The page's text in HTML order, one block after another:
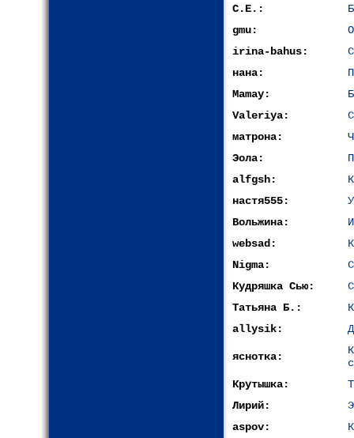
С.Е.:
gmu:
irina-bahus:
нана:
Mamay:
Valeriya:
матрона:
Эола:
alfgsh:
настя555:
Вольжина:
websad:
Nigma:
Кудряшка Сью:
Татьяна Б.:
allysik:
яснотка:
Крутышка:
Лирий:
aspov: